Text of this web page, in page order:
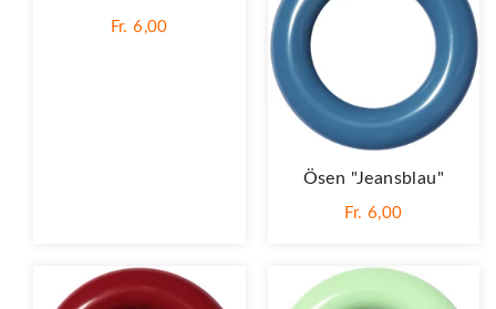
Fr. 6,00
Ösen "Jeansblau"
Fr. 6,00